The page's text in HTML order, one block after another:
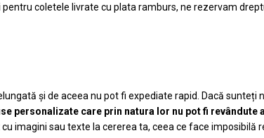
coletele livrate cu plata ramburs, ne rezervam
și de aceea nu pot fi expediate rapid. Dacă
personalizate care prin natura lor nu pot fi
imagini sau texte la cererea ta, ceea ce face imposibilă